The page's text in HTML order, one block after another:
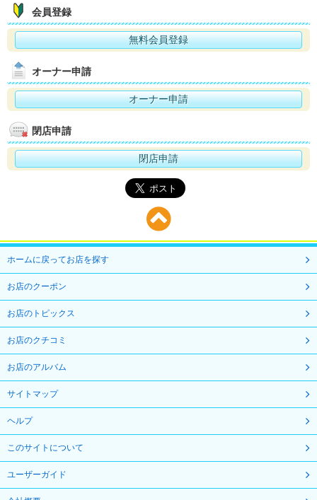
会員登録
無料会員登録
オーナー申請
オーナー申請
閉店申請
閉店申請
ホームに戻ってお店を探す
お店のクーポン
お店のトピックス
お店のクチコミ
お店のアルバム
サイトマップ
ヘルプ
このサイトについて
ユーザーガイド